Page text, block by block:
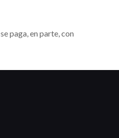
paga, en parte, con